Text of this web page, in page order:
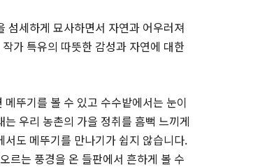
섬세하게 묘사하면서 자연과 어우러져
가 특유의 따뜻한 감성과 자연에 대한
뚜기를 볼 수 있고 수수밭에서는 눈이
우리 농촌의 가을 정취를 흠뻑 느끼게
도 메뚜기를 만나기가 쉽지 않습니다.
르는 풍경을 온 들판에서 흔하게 볼 수